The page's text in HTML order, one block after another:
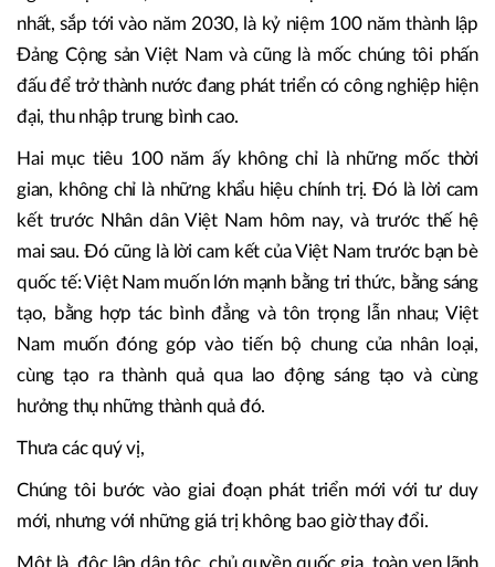
có thu nhập cao, theo định hướng xã hội chủ nghĩa, vào
giữa thế kỷ XXI. Đó là Mục tiêu 100 năm thứ hai của chúng
tôi, trùng với kỷ niệm 100 năm Ngày thành lập nước Việt
Nam Dân chủ Cộng hòa, nay là nước Cộng hòa xã hội chủ
nhất, sắp tới vào năm 2030, là kỷ niệm 100 năm thành lập
Đảng Cộng sản Việt Nam và cũng là mốc chúng tôi phấn
đấu để trở thành nước đang phát triển có công nghiệp hiện
đại, thu nhập trung bình cao.
Hai mục tiêu 100 năm ấy không chỉ là những mốc thời
gian, không chỉ là những khẩu hiệu chính trị. Đó là lời cam
kết trước Nhân dân Việt Nam hôm nay, và trước thế hệ
mai sau. Đó cũng là lời cam kết của Việt Nam trước bạn bè
tạo, bằng hợp tác bình đẳng và tôn trọng lẫn nhau; Việt
Nam muốn đóng góp vào tiến bộ chung của nhân loại,
cùng tạo ra thành quả qua lao động sáng tạo và cùng
hưởng thụ những thành quả đó.